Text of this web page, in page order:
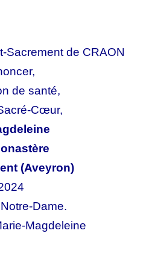
Sacrement de CRAON
de santé,
Cœur,
(Aveyron)
Dame.
Magdeleine